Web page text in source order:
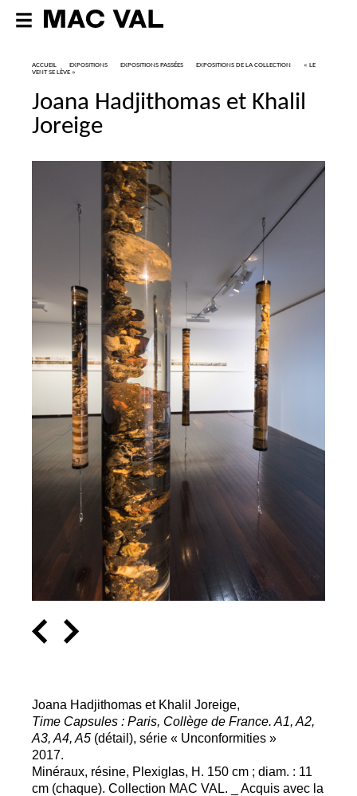
ACCUEIL EXPOSITIONS EXPOSITIONS PASSÉES EXPOSITIONS DE LA COLLECTION « LE
VENT SE LÈVE »
Joana Hadjithomas et Khalil
Joreige
Joana Hadjithomas et Khalil Joreige,
Time Capsules : Paris, Collège de France. A1, A2,
A3, A4, A5 (détail), série « Unconformities »
2017.
Minéraux, résine, Plexiglas, H. 150 cm ; diam. : 11
cm (chaque). Collection MAC VAL. _ Acquis avec la